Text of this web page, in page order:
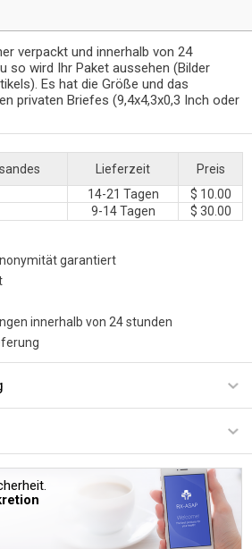
verpackt und innerhalb von 24
so wird Ihr Paket aussehen (Bilder
Es hat die Größe und das
privaten Briefes (9,4x4,3x0,3 Inch oder
Lieferzeit
Preis
14-21 Tagen
$ 10.00
9-14 Tagen
$ 30.00
garantiert
innerhalb von 24 stunden